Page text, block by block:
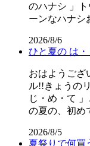
のハナシ 」
ーンなハナ
2026/8/6
ひと夏の は
おはようござ
ル!!きょうの
じ・め・て
の夏の、初
2026/8/5
夏祭りで何買